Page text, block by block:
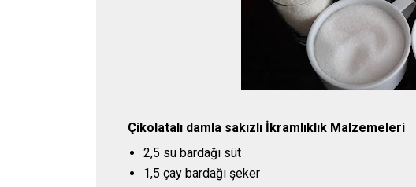
Çikolatalı damla sakızlı İkramlıklık Malzemeleri
2,5 su bardağı süt
1,5 çay bardağı şeker